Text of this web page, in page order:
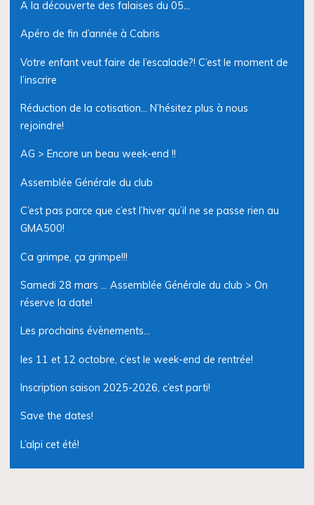
A la découverte des falaises du 05…
Apéro de fin d’année à Cabris
Votre enfant veut faire de l’escalade?! C’est le moment de
l’inscrire
Réduction de la cotisation… N’hésitez plus à nous
rejoindre!
AG > Encore un beau week-end !!
Assemblée Générale du club
C’est pas parce que c’est l’hiver qu’il ne se passe rien au
GMA500!
Ca grimpe, ça grimpe!!!
Samedi 28 mars … Assemblée Générale du club > On
réserve la date!
Les prochains évènements…
les 11 et 12 octobre, c’est le week-end de rentrée!
Inscription saison 2025-2026, c’est parti!
Save the dates!
L’alpi cet été!